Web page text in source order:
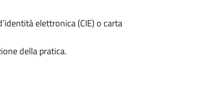
elettronica (CIE) o carta
della pratica.